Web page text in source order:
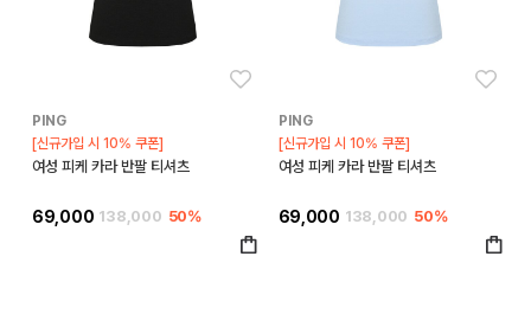
PING
[신규가입 시 10% 쿠폰]
여성 피케 카라 반팔 티셔츠
69,000 138,000 50%
PING
[신규가입 시 10% 쿠폰]
여성 피케 카라 반팔 티셔츠
69,000 138,000 50%